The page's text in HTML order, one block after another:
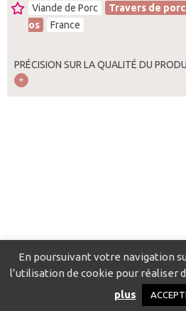
Viande de Porc
Travers de
os
France
PRÉCISION SUR LA QUALITÉ DU
Catalogue pour localiser les
Politique de confidentialité
En poursuivant votre navigation
l’utilisation de cookie pour réaliser
plus